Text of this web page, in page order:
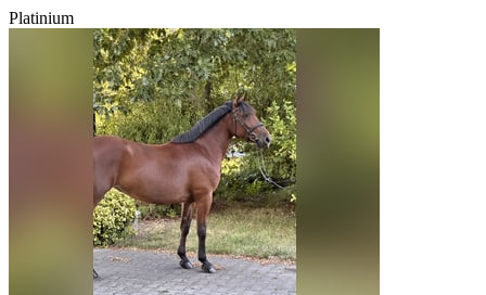
Platinium